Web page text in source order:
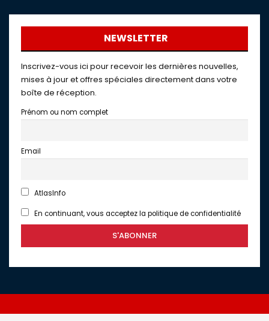
NEWSLETTER
Inscrivez-vous ici pour recevoir les dernières nouvelles,
mises à jour et offres spéciales directement dans votre
boîte de réception.
Prénom ou nom complet
Email
AtlasInfo
En continuant, vous acceptez la politique de confidentialité